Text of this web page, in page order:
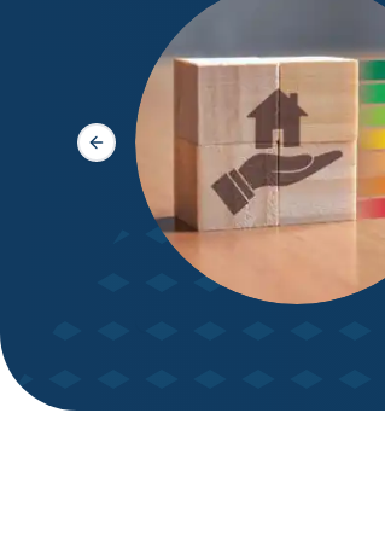
Slide précédente